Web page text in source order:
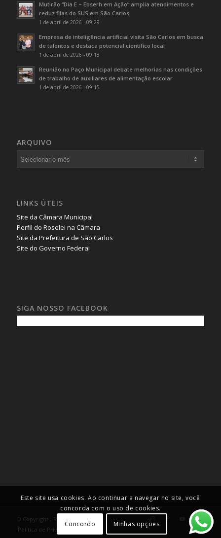
Mutirão “Dia E – Ebserh em Ação” amplia atendimentos e
reduz filas do SUS em São Carlos
1 de abril de 2026 - 09:29
Empresa de inteligência artificial visita São Carlos em busca
de talentos e destaca potencial científico local
1 de abril de 2026 - 09:18
Reunião no Paço Municipal debate melhorias nas condições
de trabalho de auxiliares de alimentação escolar
1 de abril de 2026 - 09:15
ARQUIVO
LINKS ÚTEIS
Site da Câmara Municipal
Perfil do Roselei na Câmara
Site da Prefeitura de São Carlos
Site do Governo Federal
SIGA NOSSO FACEBOOK
© Copyright - Roselei Francoso
Política de Privacidade
Este site usa cookies. Ao continuar a navegar no site, você
concorda com o uso de cookies.
Concordo
Minhas opções